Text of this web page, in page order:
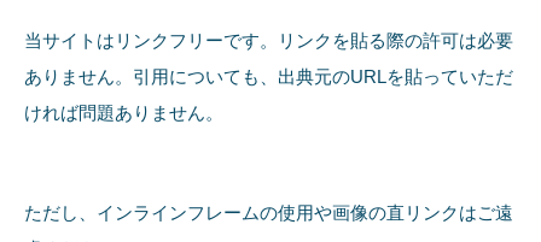
当サイトはリンクフリーです。リンクを貼る際の許可は必要
ありません。引用についても、出典元のURLを貼っていただ
ければ問題ありません。
ただし、インラインフレームの使用や画像の直リンクはご遠